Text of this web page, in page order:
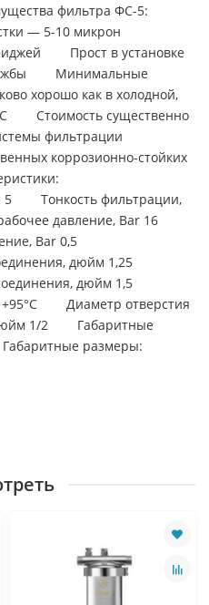
фильтра ФС-5:
— 5-10 микрон
Прост в установке
Минимальные
хорошо как в холодной,
Стоимость существенно
фильтрации
коррозионно-стойких
5 Тонкость фильтрации,
давление, Bar 16
Bar 0,5
дюйм 1,25
дюйм 1,5
+95°C Диаметр отверстия
дюйм 1/2 Габаритные
размеры: